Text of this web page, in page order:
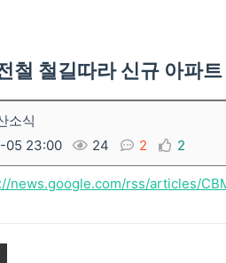
철 철길따라 신규 아파
소식
05 23:00
24 2 2
news.google.com/rss/articles/